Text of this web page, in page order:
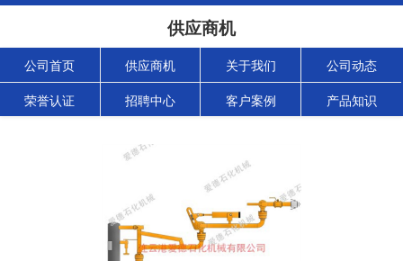
供应商机
公司首页 供应商机 关于我们 公司动态
荣誉认证 招聘中心 客户案例 产品知识